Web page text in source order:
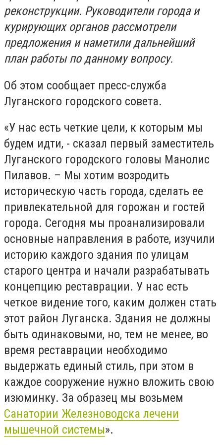
реконструкции. Руководители города и
курирующих органов рассмотрели
предложения и наметили дальнейший
план работы по данному вопросу.
Об этом сообщает пресс-служба
Луганского городского совета.
«У нас есть четкие цели, к которым мы
будем идти, - сказал первый заместитель
Луганского городского головы Манолис
Пилавов. – Мы хотим возродить
историческую часть города, сделать ее
привлекательной для горожан и гостей
города. Сегодня мы проанализировали
основные направления в работе, изучили
историю каждого здания по улицам
старого центра и начали разрабатывать
концепцию реставрации. У нас есть
четкое видение того, каким должен стать
этот район Луганска. Здания не должны
быть одинаковыми, но, тем не менее, во
время реставрации необходимо
выдержать единый стиль, при этом в
каждое сооружение нужно вложить свою
изюминку. За образец мы возьмем
Санатории Железноводска лечени
мышечной системы».